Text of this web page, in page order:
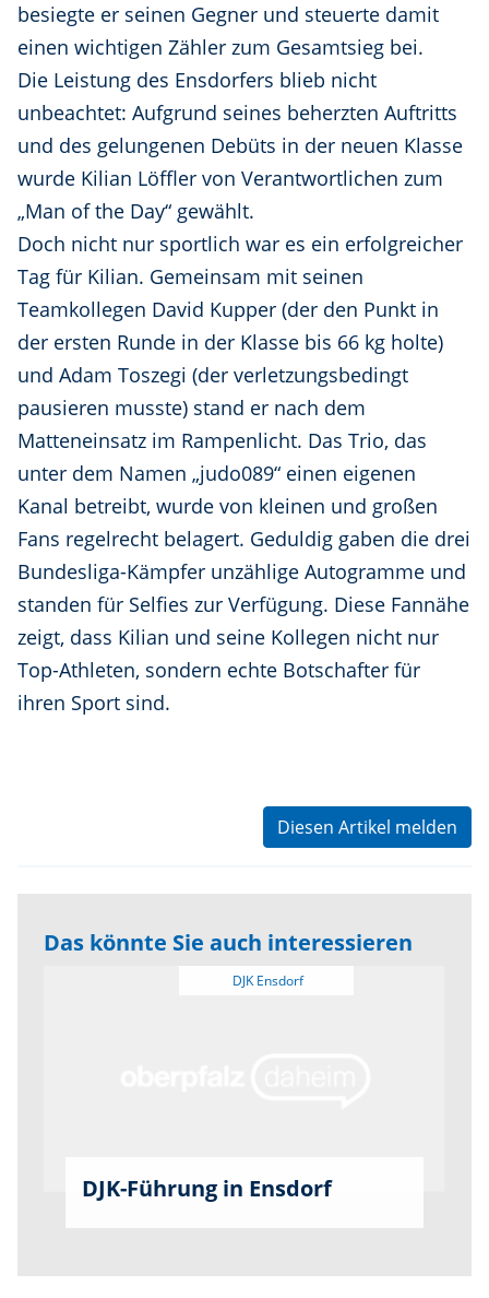
besiegte er seinen Gegner und steuerte damit
einen wichtigen Zähler zum Gesamtsieg bei.
Die Leistung des Ensdorfers blieb nicht
unbeachtet: Aufgrund seines beherzten Auftritts
und des gelungenen Debüts in der neuen Klasse
wurde Kilian Löffler von Verantwortlichen zum
„Man of the Day“ gewählt.
Doch nicht nur sportlich war es ein erfolgreicher
Tag für Kilian. Gemeinsam mit seinen
Teamkollegen David Kupper (der den Punkt in
der ersten Runde in der Klasse bis 66 kg holte)
und Adam Toszegi (der verletzungsbedingt
pausieren musste) stand er nach dem
Matteneinsatz im Rampenlicht. Das Trio, das
unter dem Namen „judo089“ einen eigenen
Kanal betreibt, wurde von kleinen und großen
Fans regelrecht belagert. Geduldig gaben die drei
Bundesliga-Kämpfer unzählige Autogramme und
standen für Selfies zur Verfügung. Diese Fannähe
zeigt, dass Kilian und seine Kollegen nicht nur
Top-Athleten, sondern echte Botschafter für
ihren Sport sind.
Diesen Artikel melden
Das könnte Sie auch interessieren
DJK-Führung in Ensdorf